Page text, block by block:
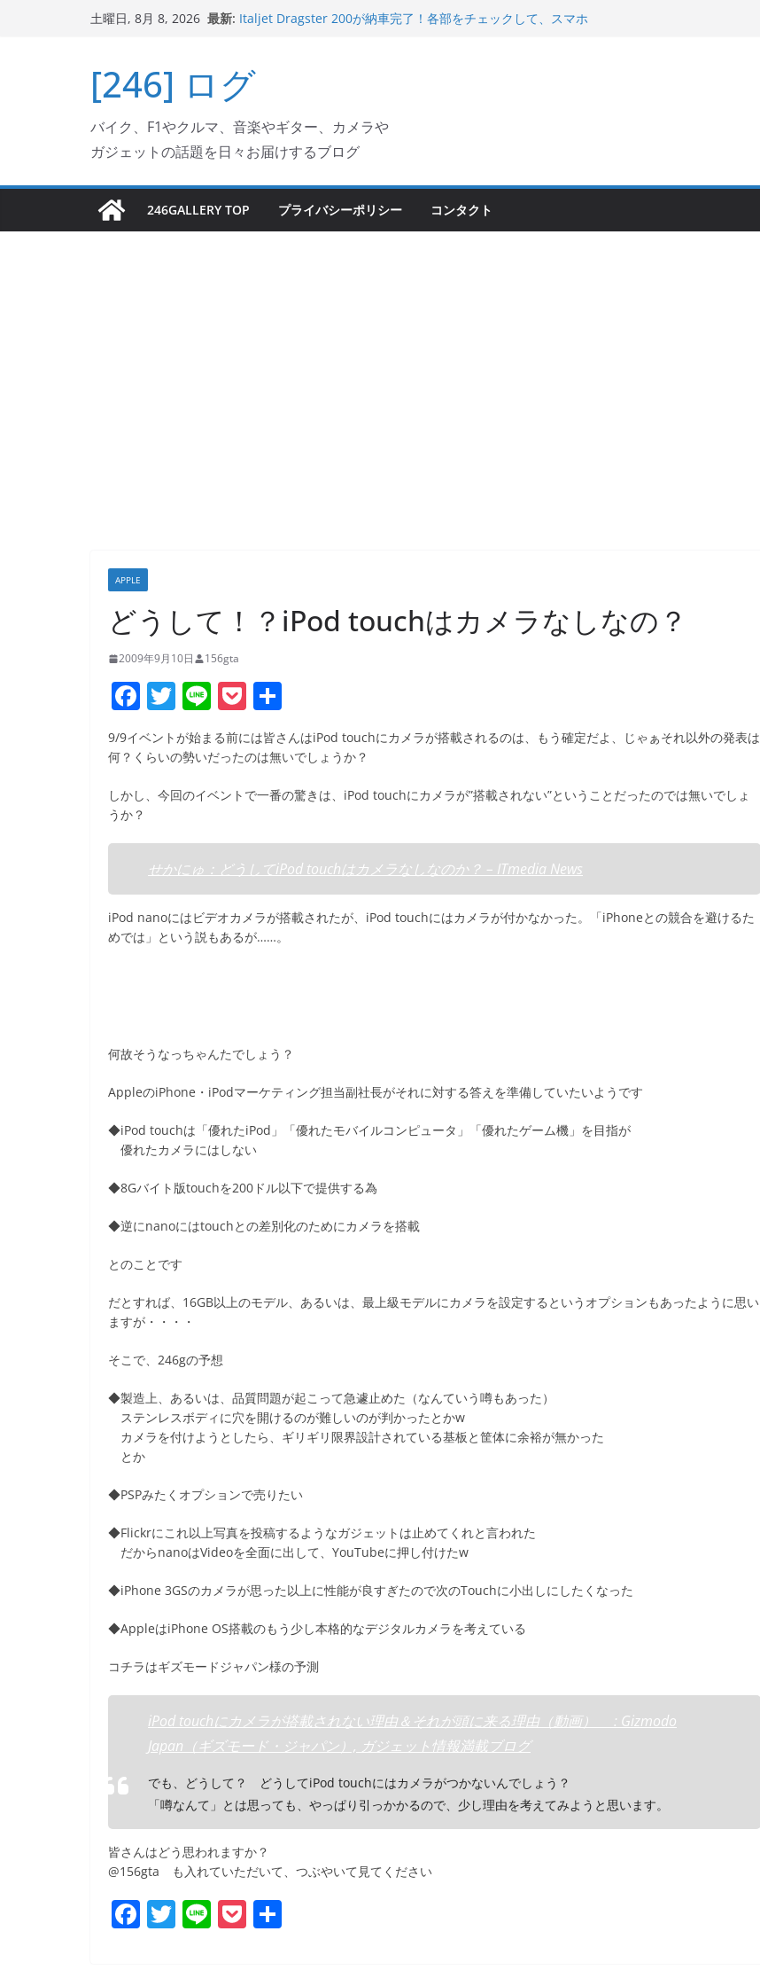
キ
プ
土曜日, 8月 8, 2026 最新: Italjet Dragster 200が納車完了！各部をチェックして、スマホ
Ken Block 逝去
岩手県奥州市へのふるさと納税で KGR HARMONY 南部鉄器エ
Italjet Dragster 200のフロントISSサスの動きが判ったらコーナ
リングが楽しくなった
[246] ログ
バイク、F1やクルマ、音楽やギター、カメラや
ガジェットの話題を日々お届けするブログ
246GALLERY TOP プライバシーポリシー コンタクト
APPLE
どうして！？iPod touchはカメラなしなの？
2009年9月10日 156gta
F
a
c
b
o
o
k
T
w
itt
er
Li
n
e
P
o
ck
et
有
9/9イベントが始まる前には皆さんはiPod touchにカメラが搭載されるのは、もう確定だよ、じゃぁそれ以外の発表は
何？くらいの勢いだったのは無いでしょうか？
しかし、今回のイベントで一番の驚きは、iPod touchにカメラが”搭載されない”ということだったのでは無いでしょ
うか？
せかにゅ：どうしてiPod touchはカメラなしなのか？ – ITmedia News
iPod nanoにはビデオカメラが搭載されたが、iPod touchにはカメラが付かなかった。「iPhoneとの競合を避けるた
めでは」という説もあるが……。
何故そうなっちゃんたでしょう？
AppleのiPhone・iPodマーケティング担当副社長がそれに対する答えを準備していたいようです
◆iPod touchは「優れたiPod」「優れたモバイルコンピュータ」「優れたゲーム機」を目指が
優れたカメラにはしない
◆8Gバイト版touchを200ドル以下で提供する為
◆逆にnanoにはtouchとの差別化のためにカメラを搭載
とのことです
だとすれば、16GB以上のモデル、あるいは、最上級モデルにカメラを設定するというオプションもあったように思い
ますが・・・・
そこで、246gの予想
◆製造上、あるいは、品質問題が起こって急遽止めた（なんていう噂もあった）
ステンレスボディに穴を開けるのが難しいのが判かったとかw
カメラを付けようとしたら、ギリギリ限界設計されている基板と筐体に余裕が無かった
とか
◆PSPみたくオプションで売りたい
◆Flickrにこれ以上写真を投稿するようなガジェットは止めてくれと言われた
だからnanoはVideoを全面に出して、YouTubeに押し付けたw
◆iPhone 3GSのカメラが思った以上に性能が良すぎたので次のTouchに小出しにしたくなった
◆AppleはiPhone OS搭載のもう少し本格的なデジタルカメラを考えている
コチラはギズモードジャパン様の予測
iPod touchにカメラが搭載されない理由＆それが頭に来る理由（動画） : Gizmodo
Japan（ギズモード・ジャパン）, ガジェット情報満載ブログ
でも、どうして？ どうしてiPod touchにはカメラがつかないんでしょう？
「噂なんて」とは思っても、やっぱり引っかかるので、少し理由を考えてみようと思います。
皆さんはどう思われますか？
@156gta も入れていただいて、つぶやいて見てください
F T Li P